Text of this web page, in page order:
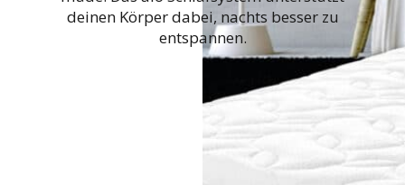
deinen Körper dabei, nachts besser zu
entspannen.